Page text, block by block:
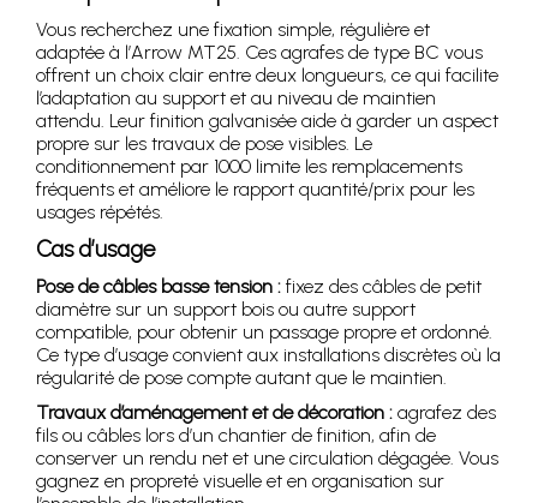
Vous recherchez une fixation simple, régulière et
adaptée à l’Arrow MT25. Ces agrafes de type BC vous
offrent un choix clair entre deux longueurs, ce qui facilite
l’adaptation au support et au niveau de maintien
attendu. Leur finition galvanisée aide à garder un aspect
propre sur les travaux de pose visibles. Le
conditionnement par 1000 limite les remplacements
fréquents et améliore le rapport quantité/prix pour les
usages répétés.
Cas d’usage
Pose de câbles basse tension : fixez des câbles de petit
diamètre sur un support bois ou autre support
compatible, pour obtenir un passage propre et ordonné.
Ce type d’usage convient aux installations discrètes où la
régularité de pose compte autant que le maintien.
Travaux d’aménagement et de décoration : agrafez des
fils ou câbles lors d’un chantier de finition, afin de
conserver un rendu net et une circulation dégagée. Vous
gagnez en propreté visuelle et en organisation sur